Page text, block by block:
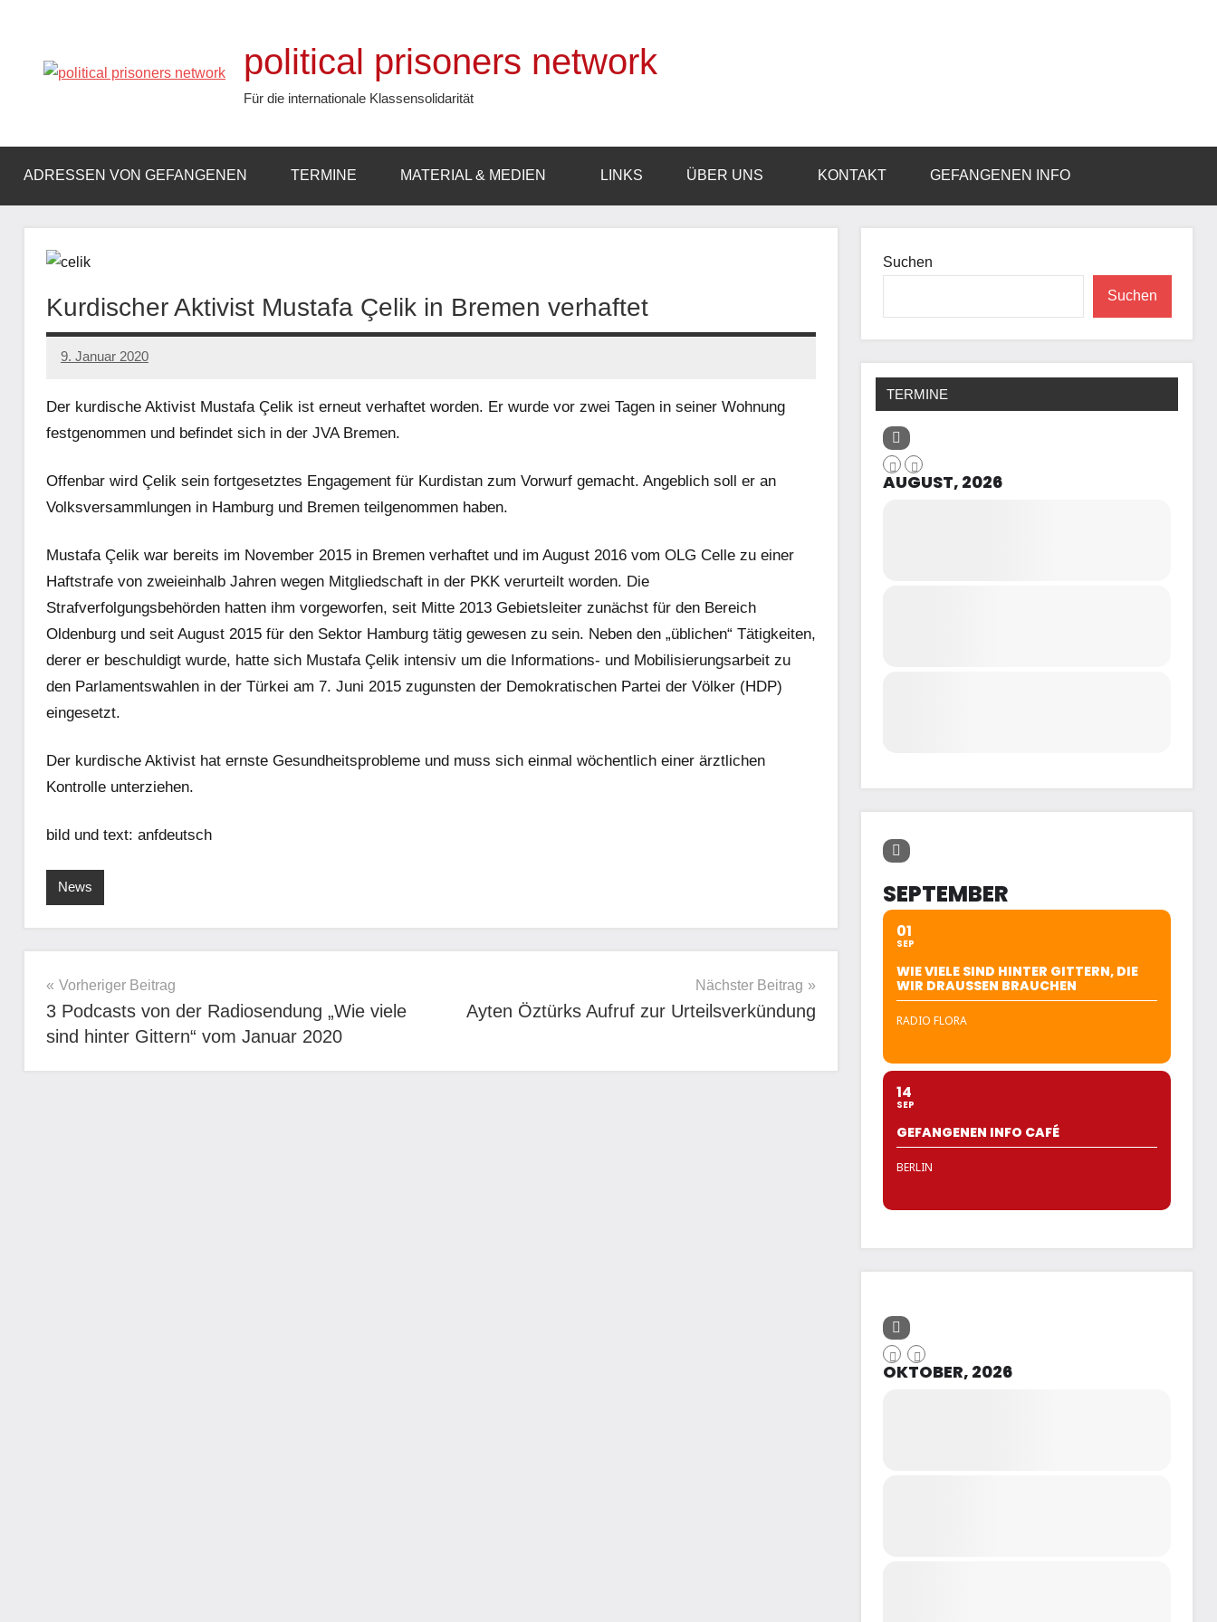
springen
political prisoners network
Für die internationale Klassensolidarität
ADRESSEN VON GEFANGENEN TERMINE MATERIAL & MEDIEN LINKS ÜBER UNS KONTAKT GEFANGENEN INFO
Kurdischer Aktivist Mustafa Çelik in Bremen verhaftet
9. Januar 2020
admin
Der kurdische Aktivist Mustafa Çelik ist erneut verhaftet worden. Er wurde vor zwei Tagen in seiner Wohnung
festgenommen und befindet sich in der JVA Bremen.
Offenbar wird Çelik sein fortgesetztes Engagement für Kurdistan zum Vorwurf gemacht. Angeblich soll er an
Volksversammlungen in Hamburg und Bremen teilgenommen haben.
Mustafa Çelik war bereits im November 2015 in Bremen verhaftet und im August 2016 vom OLG Celle zu einer
Haftstrafe von zweieinhalb Jahren wegen Mitgliedschaft in der PKK verurteilt worden. Die
Strafverfolgungsbehörden hatten ihm vorgeworfen, seit Mitte 2013 Gebietsleiter zunächst für den Bereich
Oldenburg und seit August 2015 für den Sektor Hamburg tätig gewesen zu sein. Neben den „üblichen“ Tätigkeiten,
derer er beschuldigt wurde, hatte sich Mustafa Çelik intensiv um die Informations- und Mobilisierungsarbeit zu
den Parlamentswahlen in der Türkei am 7. Juni 2015 zugunsten der Demokratischen Partei der Völker (HDP)
eingesetzt.
Der kurdische Aktivist hat ernste Gesundheitsprobleme und muss sich einmal wöchentlich einer ärztlichen
Kontrolle unterziehen.
bild und text: anfdeutsch
News
Beitragsnavigation
Vorheriger Beitrag
3 Podcasts von der Radiosendung „Wie viele
sind hinter Gittern“ vom Januar 2020
Nächster Beitrag
Ayten Öztürks Aufruf zur Urteilsverkündung
Suchen
Suchen
TERMINE
AUGUST, 2026
SEPTEMBER
01
SEP
WIE VIELE SIND HINTER GITTERN, DIE
WIR DRAUSSEN BRAUCHEN
RADIO FLORA
14
SEP
GEFANGENEN INFO CAFÉ
BERLIN
OKTOBER, 2026